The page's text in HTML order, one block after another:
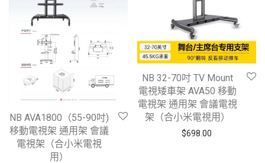
NB AVA1800（55-90吋)
移動電視架 通用架 會議
電視架（合小米電視
用）
NB 32-70吋 TV Mount
電視矮車架 AVA50 移動
電視架 通用架 會議電視
架（合小米電視用）
$698.00